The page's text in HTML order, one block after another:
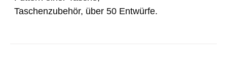
Taschenzubehör, über 50 Entwürfe.